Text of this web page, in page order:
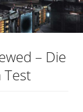
– Die